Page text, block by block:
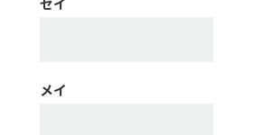
メイ